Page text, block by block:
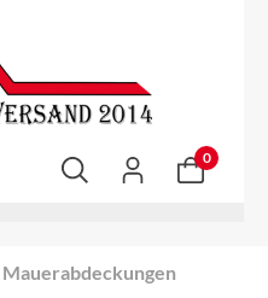
0
Mauerabdeckungen